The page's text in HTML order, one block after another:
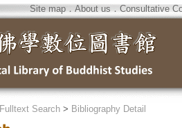
Site map．About us ． Consultative
Fulltext Search > Bibliography Detail